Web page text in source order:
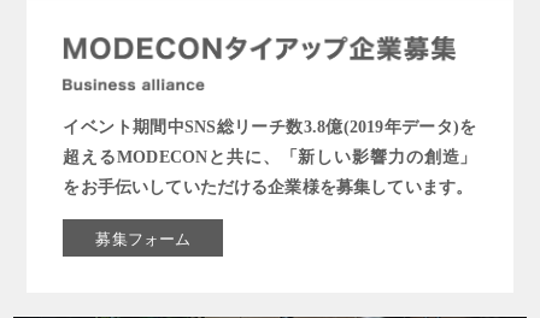
イベント期間中SNS総リーチ数3.8億(2019年データ)を
超えるMODECONと共に、「新しい影響力の創造」
をお手伝いしていただける企業様を募集しています。
募集フォーム